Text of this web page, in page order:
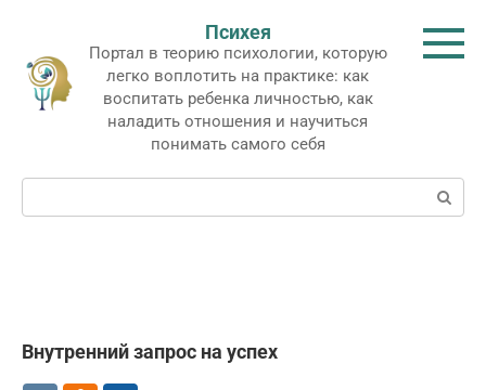
контенту
Психея
Портал в теорию психологии, которую
легко воплотить на практике: как
воспитать ребенка личностью, как
наладить отношения и научиться
понимать самого себя
Поиск:
Внутренний запрос на успех